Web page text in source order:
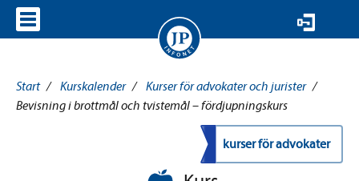
Start / Kurskalender / Kurser för advokater och jurister /
Bevisning i brottmål och tvistemål – fördjupningskurs
kurser för advokater